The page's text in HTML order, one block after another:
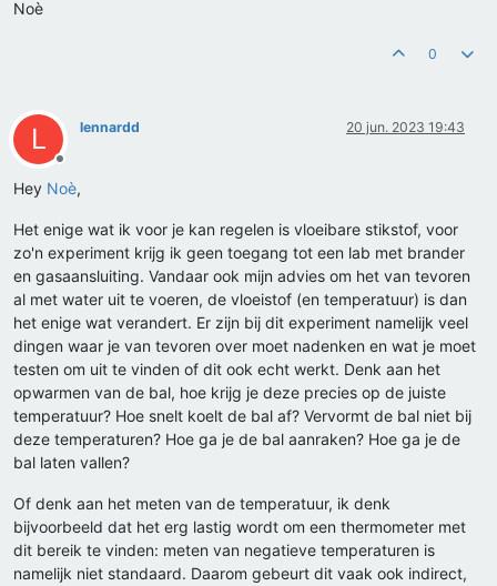
Noè
0
L
Offline
lennardd 20 jun. 2023 19:43
Hey Noè,
Het enige wat ik voor je kan regelen is vloeibare stikstof, voor
zo'n experiment krijg ik geen toegang tot een lab met brander
en gasaansluiting. Vandaar ook mijn advies om het van tevoren
al met water uit te voeren, de vloeistof (en temperatuur) is dan
het enige wat verandert. Er zijn bij dit experiment namelijk veel
dingen waar je van tevoren over moet nadenken en wat je moet
testen om uit te vinden of dit ook echt werkt. Denk aan het
opwarmen van de bal, hoe krijg je deze precies op de juiste
temperatuur? Hoe snelt koelt de bal af? Vervormt de bal niet bij
deze temperaturen? Hoe ga je de bal aanraken? Hoe ga je de
bal laten vallen?
Of denk aan het meten van de temperatuur, ik denk
bijvoorbeeld dat het erg lastig wordt om een thermometer met
dit bereik te vinden: meten van negatieve temperaturen is
namelijk niet standaard. Daarom gebeurt dit vaak ook indirect,